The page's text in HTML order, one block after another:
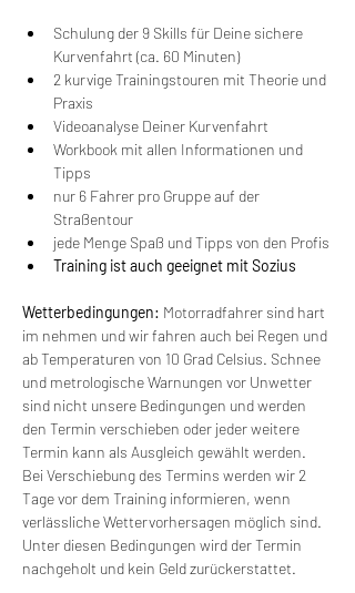
Schulung der 9 Skills für Deine sichere
Kurvenfahrt (ca. 60 Minuten)
2 kurvige Trainingstouren mit Theorie und
Praxis
Videoanalyse Deiner Kurvenfahrt
Workbook mit allen Informationen und
Tipps
nur 6 Fahrer pro Gruppe auf der
Straßentour
jede Menge Spaß und Tipps von den Profis
Training ist auch geeignet mit Sozius
Wetterbedingungen: Motorradfahrer sind hart
im nehmen und wir fahren auch bei Regen und
ab Temperaturen von 10 Grad Celsius. Schnee
und metrologische Warnungen vor Unwetter
sind nicht unsere Bedingungen und werden
den Termin verschieben oder jeder weitere
Termin kann als Ausgleich gewählt werden.
Bei Verschiebung des Termins werden wir 2
Tage vor dem Training informieren, wenn
verlässliche Wettervorhersagen möglich sind.
Unter diesen Bedingungen wird der Termin
nachgeholt und kein Geld zurückerstattet.